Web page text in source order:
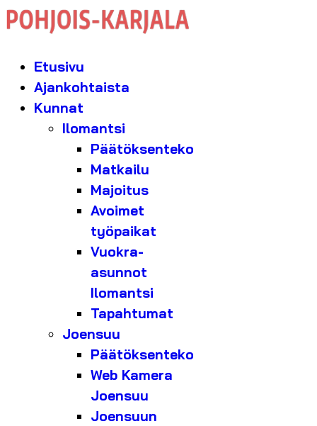
Etusivu
Ajankohtaista
Kunnat
Ilomantsi
Päätöksenteko
Matkailu
Majoitus
Avoimet
työpaikat
Vuokra-
asunnot
Ilomantsi
Tapahtumat
Joensuu
Päätöksenteko
Web Kamera
Joensuu
Joensuun